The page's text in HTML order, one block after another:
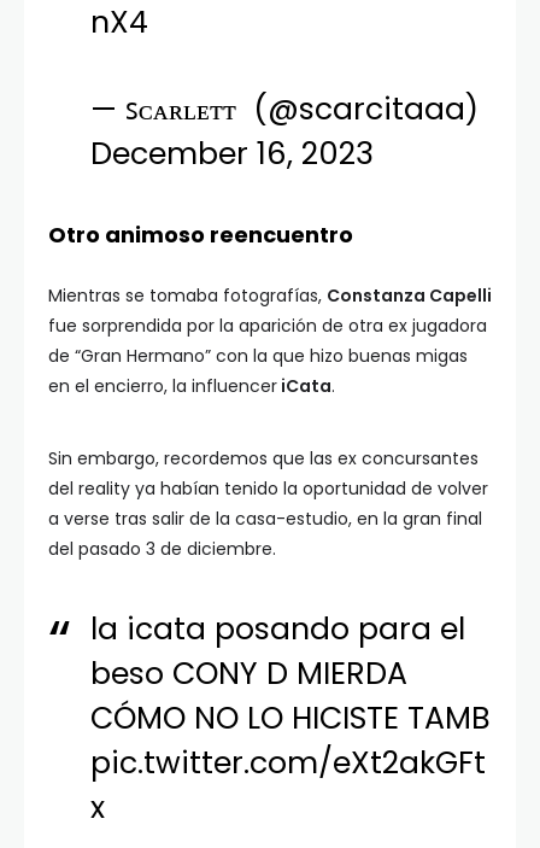
nX4
— ꜱᴄᴀʀʟᴇᴛᴛ ︎ (@scarcitaaa)
December 16, 2023
Otro animoso reencuentro
Mientras se tomaba fotografías, Constanza Capelli
fue sorprendida por la aparición de otra ex jugadora
de “Gran Hermano” con la que hizo buenas migas
en el encierro, la influencer iCata.
Sin embargo, recordemos que las ex concursantes
del reality ya habían tenido la oportunidad de volver
a verse tras salir de la casa-estudio, en la gran final
del pasado 3 de diciembre.
la icata posando para el
beso CONY D MIERDA
CÓMO NO LO HICISTE TAMB
pic.twitter.com/eXt2akGFt
x